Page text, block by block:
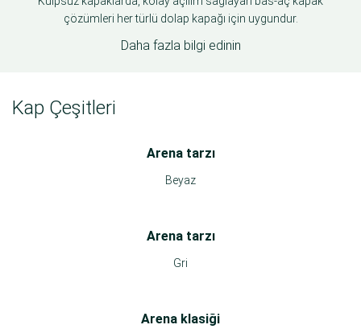
çözümleri her türlü dolap kapağı için uygundur.
Daha fazla bilgi edinin
Kap Çeşitleri
Arena tarzı
Beyaz
Arena tarzı
Gri
Arena klasiği